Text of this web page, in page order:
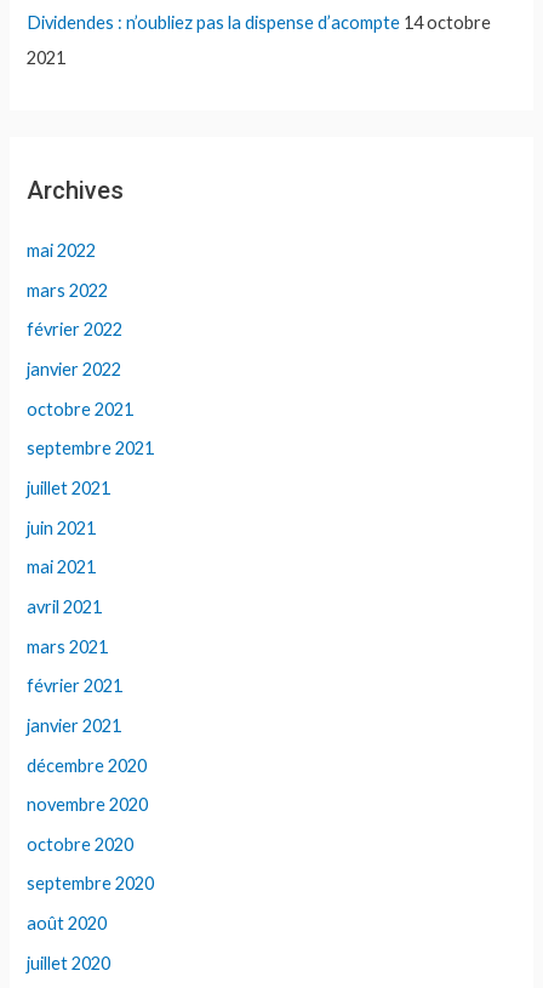
Dividendes : n’oubliez pas la dispense d’acompte 14 octobre
2021
Archives
mai 2022
mars 2022
février 2022
janvier 2022
octobre 2021
septembre 2021
juillet 2021
juin 2021
mai 2021
avril 2021
mars 2021
février 2021
janvier 2021
décembre 2020
novembre 2020
octobre 2020
septembre 2020
août 2020
juillet 2020